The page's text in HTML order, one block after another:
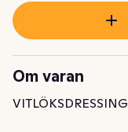
Om varan
VITLÖKSDRESSING